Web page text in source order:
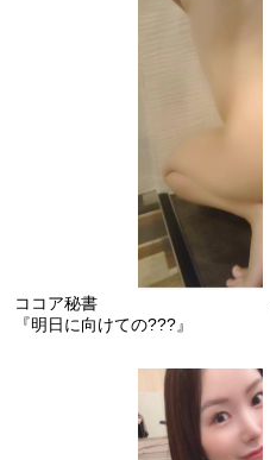
ココア秘書
『明日に向けての???』